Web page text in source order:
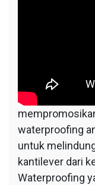
waterproofing
untuk
kantilever dari
Waterproofing